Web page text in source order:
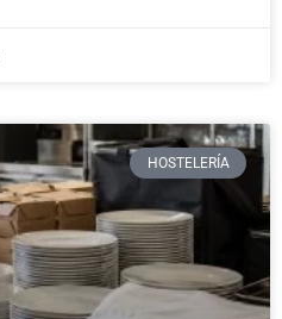
HOSTELERÍA